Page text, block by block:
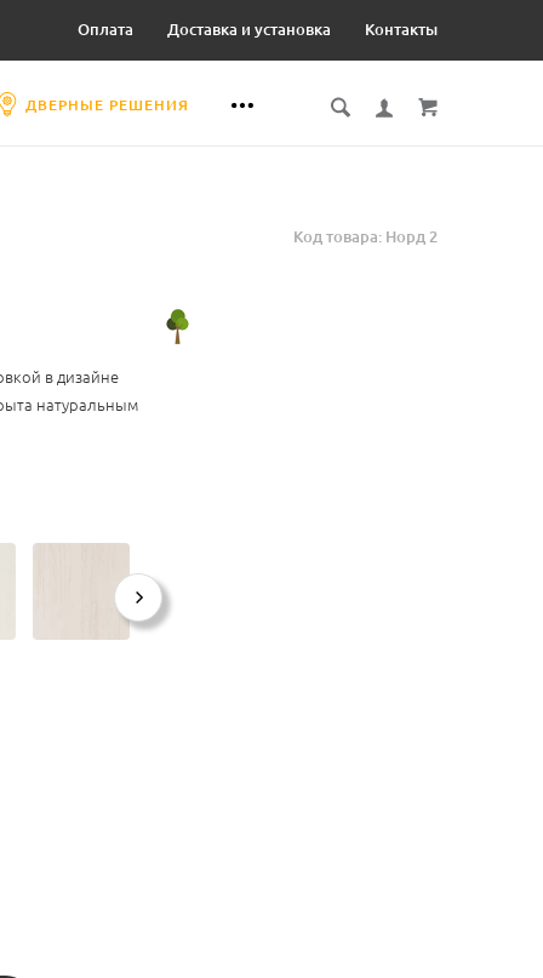
Оплата Доставка и установка Контакты
ДВЕРНЫЕ РЕШЕНИЯ
Код товара: Норд 2
в дизайне
натуральным